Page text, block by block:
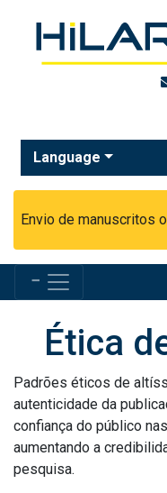
Language
Envio de manuscritos
Menu
Ética
Padrões éticos de
autenticidade da
confiança do público
aumentando a
pesquisa.